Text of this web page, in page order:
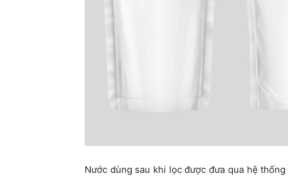
Nước dùng sau khi lọc được đưa qua hệ thống